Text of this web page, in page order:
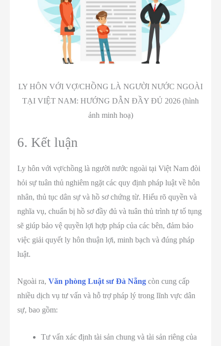
LY HÔN VỚI VỢ/CHỒNG LÀ NGƯỜI NƯỚC NGOÀI
TẠI VIỆT NAM: HƯỚNG DẪN ĐẦY ĐỦ 2026 (hình
ảnh minh hoạ)
6. Kết luận
Ly hôn với vợ/chồng là người nước ngoài tại Việt Nam đòi
hỏi sự tuân thủ nghiêm ngặt các quy định pháp luật về hôn
nhân, thủ tục dân sự và hồ sơ chứng từ. Hiểu rõ quyền và
nghĩa vụ, chuẩn bị hồ sơ đầy đủ và tuân thủ trình tự tố tụng
sẽ giúp bảo vệ quyền lợi hợp pháp của các bên, đảm bảo
việc giải quyết ly hôn thuận lợi, minh bạch và đúng pháp
luật.
Ngoài ra, Văn phòng Luật sư Đà Nẵng còn cung cấp
nhiều dịch vụ tư vấn và hỗ trợ pháp lý trong lĩnh vực dân
sự, bao gồm:
Tư vấn xác định tài sản chung và tài sản riêng của